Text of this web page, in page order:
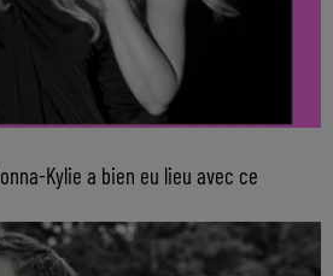
Kylie a bien eu lieu avec ce